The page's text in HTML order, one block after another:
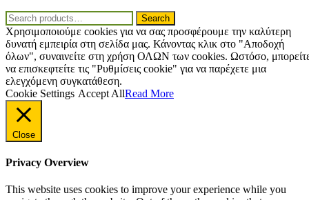
Search
for:
Search
Χρησιμοποιούμε cookies για να σας προσφέρουμε την καλύτερη
δυνατή εμπειρία στη σελίδα μας. Κάνοντας κλικ στο "Αποδοχή
όλων", συναινείτε στη χρήση ΟΛΩΝ των cookies. Ωστόσο,
να επισκεφτείτε τις "Ρυθμίσεις cookie" για να παρέχετε μια
ελεγχόμενη συγκατάθεση.
Cookie Settings Accept AllRead More
Close
Privacy Overview
This website uses cookies to improve your experience while you